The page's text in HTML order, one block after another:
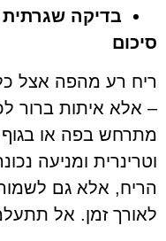
בדיקה
סיכום
ריח רע מהפה אצל
– אלא איתות ברור
מתרחש בפה או
וטרינרית ומניעה
הריח, אלא גם
לאורך זמן. אל